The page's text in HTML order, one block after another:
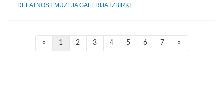
DELATNOST MUZEJA GALERIJA I ZBIRKI
« 1 2 3 4 5 6 7 »